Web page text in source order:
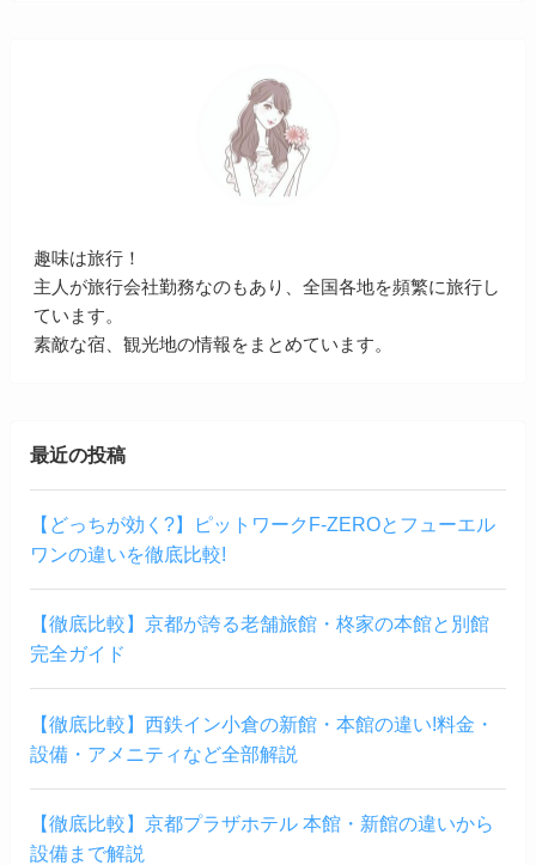
趣味は旅行！
主人が旅行会社勤務なのもあり、全国各地を頻繁に旅行し
ています。
素敵な宿、観光地の情報をまとめています。
最近の投稿
【どっちが効く?】ピットワークF-ZEROとフューエル
ワンの違いを徹底比較!
【徹底比較】京都が誇る老舗旅館・柊家の本館と別館
完全ガイド
【徹底比較】西鉄イン小倉の新館・本館の違い!料金・
設備・アメニティなど全部解説
【徹底比較】京都プラザホテル 本館・新館の違いから
設備まで解説